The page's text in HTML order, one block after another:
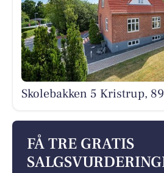
Skolebakken 5 Kristrup,
FÅ TRE GRATIS